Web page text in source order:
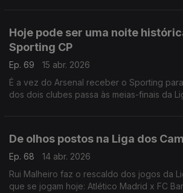
Hoje pode ser uma noite
Sporting CP
Ep. 69
15 abr. 2026
É a vez do Arsenal receber o Sporting
dos dois clubes passa às meias-finais da
De olhos postos na Liga dos
Ep. 68
14 abr. 2026
Rui Malheiro faz o rescaldo dos jogos da
que se jogam hoje: Atlético Madrid x FC